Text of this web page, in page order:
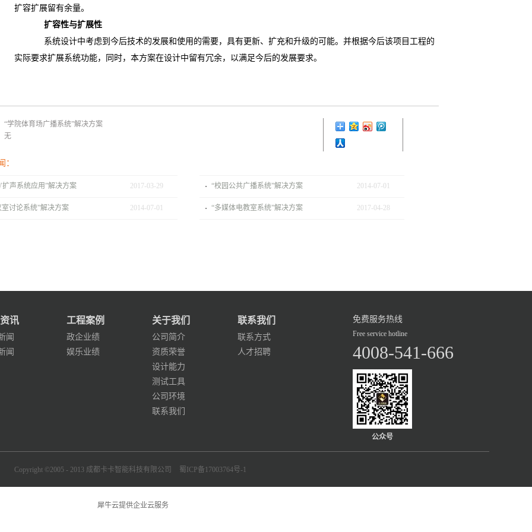
扩容扩展留有余量。
扩容性与扩展性
系统设计中考虑到今后技术的发展和使用的需要，具有更新、扩充和升级的可能。并根据今后该项目工程的
实际要求扩展系统功能，同时，本方案在设计中留有冗余，以满足今后的发展要求。
“学院体育场广播系统”解决方案
无
：
扩声系统应用”解决方案 2017- 03 -29 “校园公共广播系统”解决方案 2014- 07- 01
室讨论系统”解决方案 2014- 07- 01 “多媒体电教室系统”解决方案 2017- 04-28
免费服务热线
Free service hotline
4008-541-666
公众号
讯
闻
闻
工程案例
政企业绩
娱乐业绩
关于我们
公司简介
资质荣誉
设计能力
测试工具
公司环境
联系我们
联系我们
联系方式
人才招聘
Copyright ©2005 - 2013 成都卡卡智能科技有限公司 蜀ICP备17003764号-1
犀牛云提供企业云服务